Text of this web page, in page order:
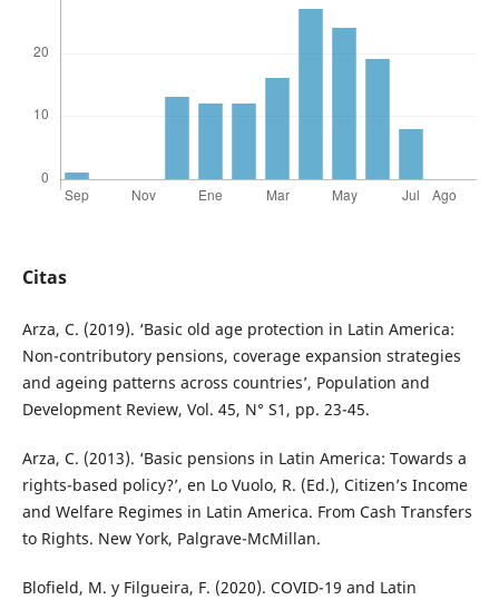
Citas
Arza, C. (2019). ‘Basic old age protection in Latin America:
Non-contributory pensions, coverage expansion strategies
and ageing patterns across countries’, Population and
Development Review, Vol. 45, N° S1, pp. 23-45.
Arza, C. (2013). ‘Basic pensions in Latin America: Towards a
rights-based policy?’, en Lo Vuolo, R. (Ed.), Citizen’s Income
and Welfare Regimes in Latin America. From Cash Transfers
to Rights. New York, Palgrave-McMillan.
Blofield, M. y Filgueira, F. (2020). COVID-19 and Latin